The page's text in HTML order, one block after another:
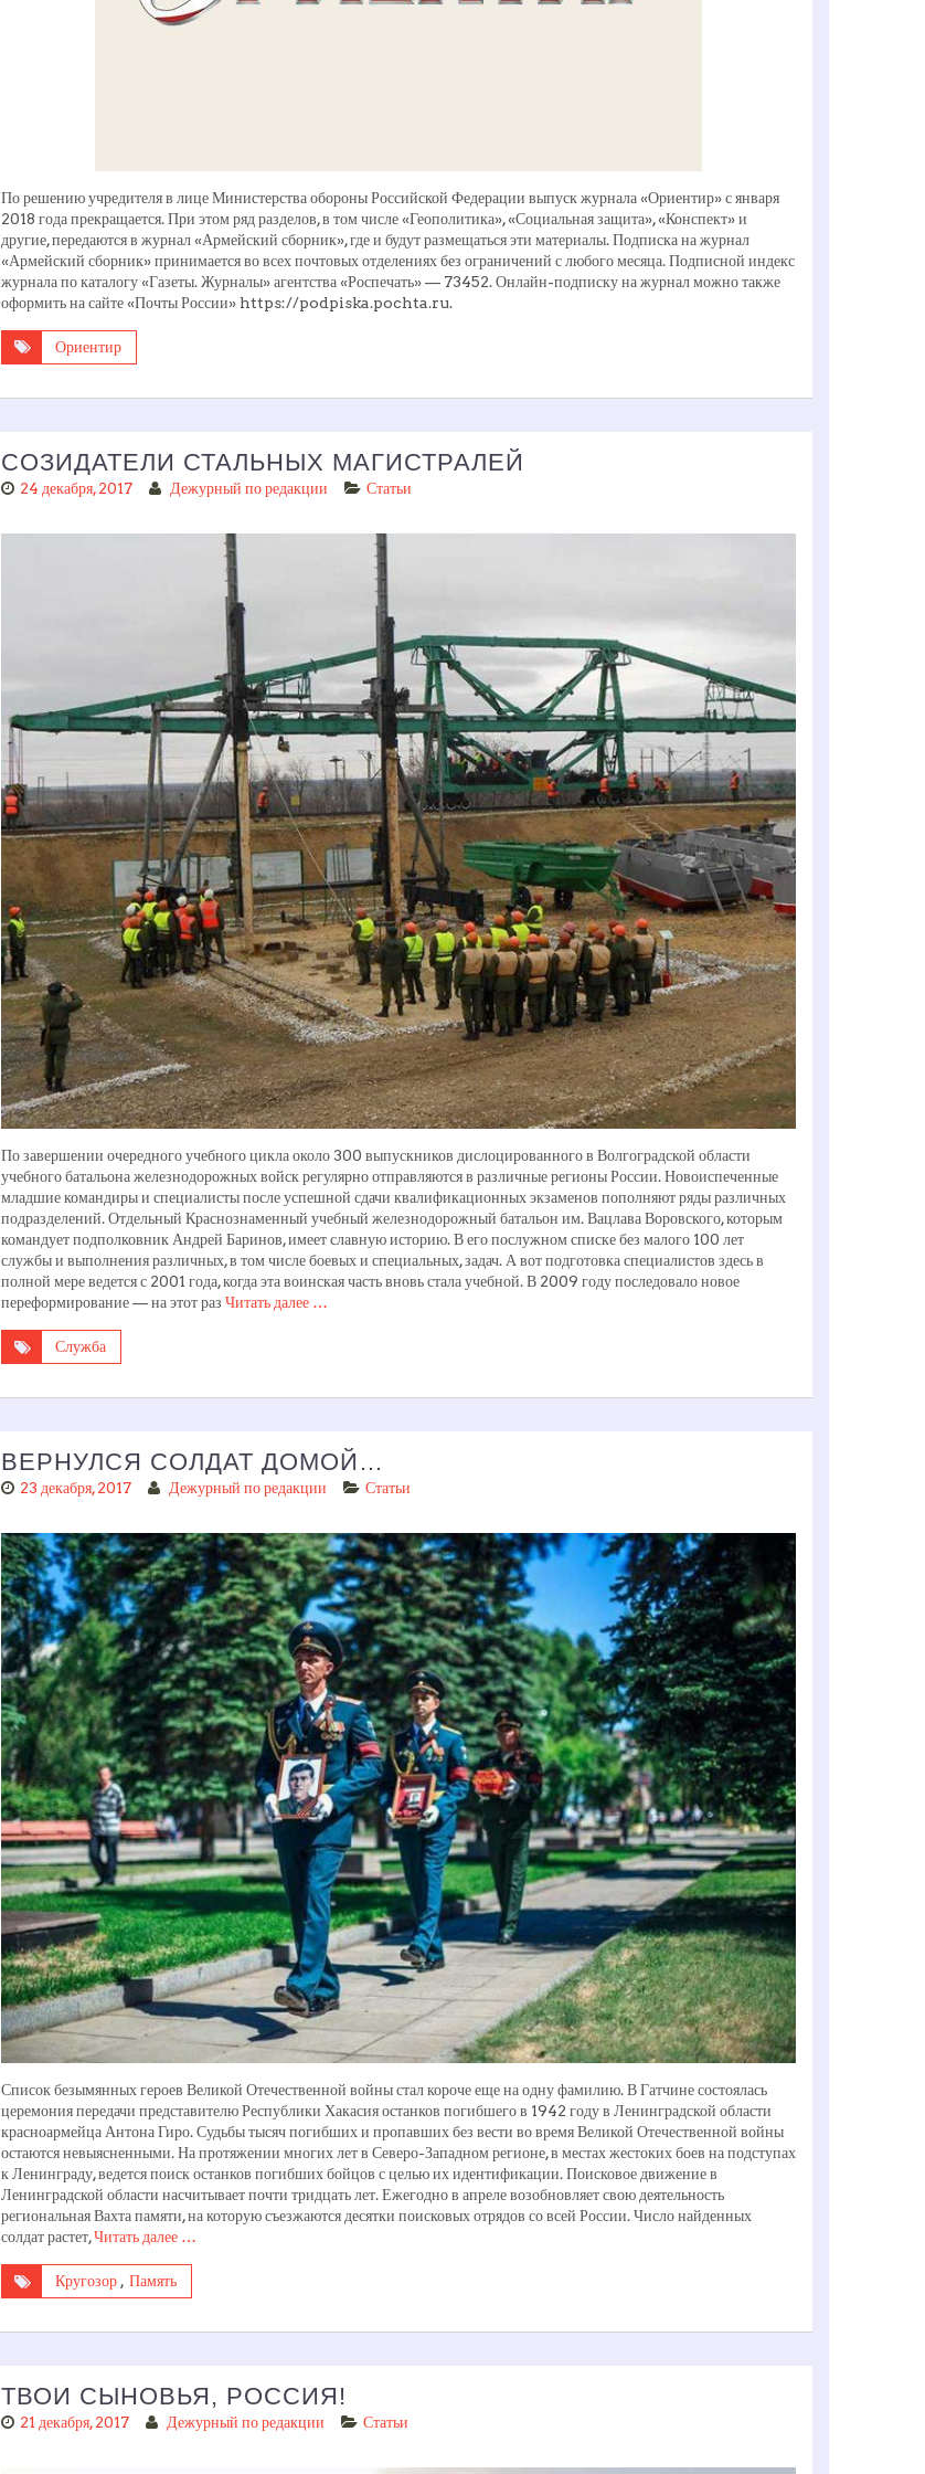
По решению учредителя в лице Министерства обороны Российской Федерации выпуск журнала «Ориентир» с января
2018 года прекращается. При этом ряд разделов, в том числе «Геополитика», «Социальная защита», «Конспект» и
другие, передаются в журнал «Армейский сборник», где и будут размещаться эти материалы. Подписка на журнал
«Армейский сборник» принимается во всех почтовых отделениях без ограничений с любого месяца. Подписной индекс
журнала по каталогу «Газеты. Журналы» агентства «Роспечать» — 73452. Онлайн-подписку на журнал можно также
оформить на сайте «Почты России» https://podpiska.pochta.ru.
Ориентир
СОЗИДАТЕЛИ СТАЛЬНЫХ МАГИСТРАЛЕЙ
24 декабря, 2017 Дежурный по редакции Статьи
По завершении очередного учебного цикла около 300 выпускников дислоцированного в Волгоградской области
учебного батальона железнодорожных войск регулярно отправляются в различные регионы России. Новоиспеченные
младшие командиры и специалисты после успешной сдачи квалификационных экзаменов пополняют ряды различных
подразделений. Отдельный Краснознаменный учебный железнодорожный батальон им. Вацлава Воровского, которым
командует подполковник Андрей Баринов, имеет славную историю. В его послужном списке без малого 100 лет
службы и выполнения различных, в том числе боевых и специальных, задач. А вот подготовка специалистов здесь в
полной мере ведется с 2001 года, когда эта воинская часть вновь стала учебной. В 2009 году последовало новое
переформирование — на этот раз Читать далее …
Служба
ВЕРНУЛСЯ СОЛДАТ ДОМОЙ…
23 декабря, 2017 Дежурный по редакции Статьи
Список безымянных героев Великой Отечественной войны стал короче еще на одну фамилию. В Гатчине состоялась
церемония передачи представителю Республики Хакасия останков погибшего в 1942 году в Ленинградской области
красноармейца Антона Гиро. Судьбы тысяч погибших и пропавших без вести во время Великой Отечественной войны
остаются невыясненными. На протяжении многих лет в Северо-Западном регионе, в местах жестоких боев на подступах
к Ленинграду, ведется поиск останков погибших бойцов с целью их идентификации. Поисковое движение в
Ленинградской области насчитывает почти тридцать лет. Ежегодно в апреле возобновляет свою деятельность
региональная Вахта памяти, на которую съезжаются десятки поисковых отрядов со всей России. Число найденных
солдат растет,Читать далее …
Кругозор , Память
ТВОИ СЫНОВЬЯ, РОССИЯ!
21 декабря, 2017 Дежурный по редакции Статьи